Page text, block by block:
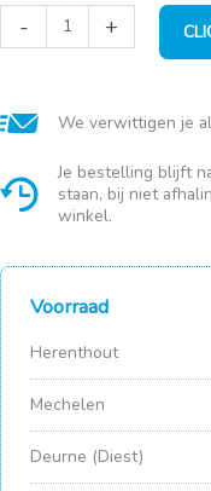
-
Mira
groen
aantal
+
We verwittigen je
Je bestelling blijft
staan, bij niet
winkel.
Voorraad
Herenthout
Mechelen
Deurne (Diest)